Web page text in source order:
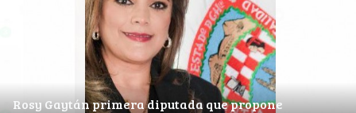
Rosy Gaytán primera diputada que propone